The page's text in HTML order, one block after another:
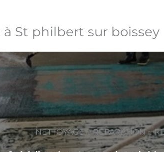
St philbert sur boissey
NETTOYAGE ~ RÉPARATION ~